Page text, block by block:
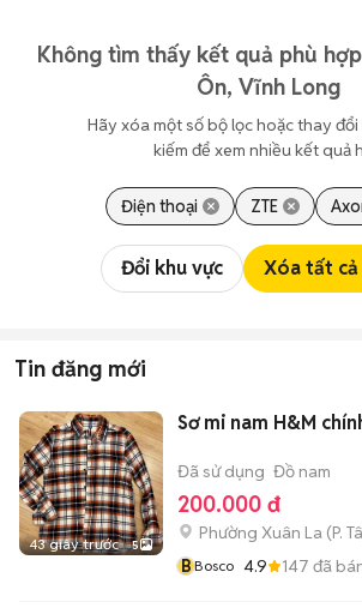
Không tìm thấy kết quả phù
Ôn, Vĩnh Long
Hãy xóa một số bộ lọc hoặc thay đổi
kiếm để xem nhiều kết quả
Điện thoại ZTE
Đổi khu vực Xóa tất cả
Tin đăng mới
43 giây trước 5
Sơ mi nam H&M
Đã sử dụng Đồ nam
200.000 đ
Phường Xuân La (P.
BBosco 4.9 147 đã